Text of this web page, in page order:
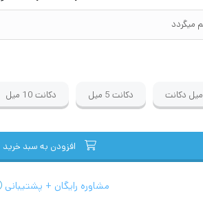
دکانت دکانت 5 میل دکانت 10 میل
افزودن به سبد خرید
مشاوره رایگان + پشتیبانی